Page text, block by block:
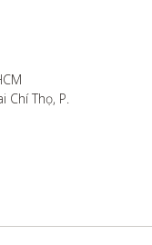
Chí Thọ, P.